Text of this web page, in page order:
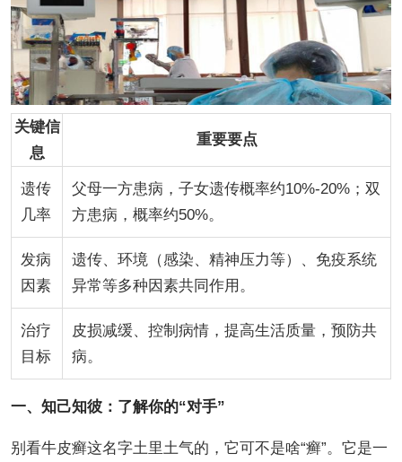
关键信
息
重要要点
遗传
几率
父母一方患病，子女遗传概率约10%-20%；双
方患病，概率约50%。
发病
因素
遗传、环境（感染、精神压力等）、免疫系统
异常等多种因素共同作用。
治疗
目标
皮损减缓、控制病情，提高生活质量，预防共
病。
一、知己知彼：了解你的“对手”
别看牛皮癣这名字土里土气的，它可不是啥“癣”。它是一